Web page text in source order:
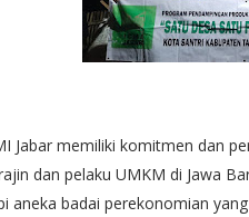
Jabar memiliki komitmen dan
dan pelaku UMKM di Jawa
aneka badai perekonomian